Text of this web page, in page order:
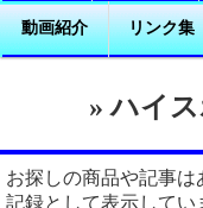
動画紹介 リンク集
» ハイ
お探しの商品や記事
記録として表示してい